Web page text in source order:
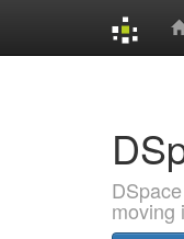
moving